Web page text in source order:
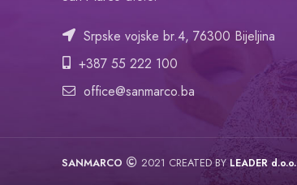
Srpske vojske br.4, 76300 Bijeljina
+387 55 222 100
office@sanmarco.ba
SANMARCO 2021 CREATED BY LEADER d.o.o.